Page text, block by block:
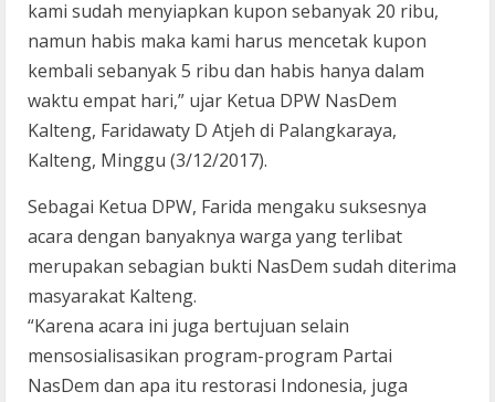
kami sudah menyiapkan kupon sebanyak 20 ribu,
namun habis maka kami harus mencetak kupon
kembali sebanyak 5 ribu dan habis hanya dalam
waktu empat hari,” ujar Ketua DPW NasDem
Kalteng, Faridawaty D Atjeh di Palangkaraya,
Kalteng, Minggu (3/12/2017).
Sebagai Ketua DPW, Farida mengaku suksesnya
acara dengan banyaknya warga yang terlibat
merupakan sebagian bukti NasDem sudah diterima
masyarakat Kalteng.
“Karena acara ini juga bertujuan selain
mensosialisasikan program-program Partai
NasDem dan apa itu restorasi Indonesia, juga